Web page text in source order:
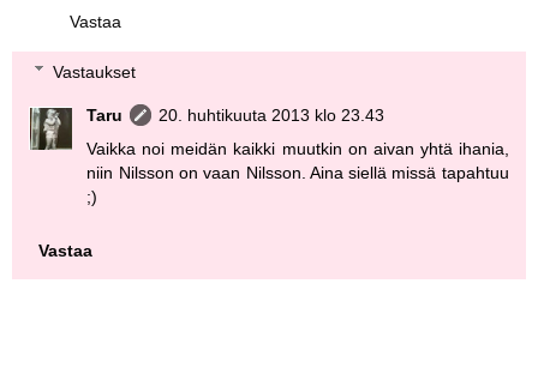
Vastaa
Vastaukset
Taru
20. huhtikuuta 2013 klo 23.43
Vaikka noi meidän kaikki muutkin on aivan yhtä ihania,
niin Nilsson on vaan Nilsson. Aina siellä missä tapahtuu
;)
Vastaa